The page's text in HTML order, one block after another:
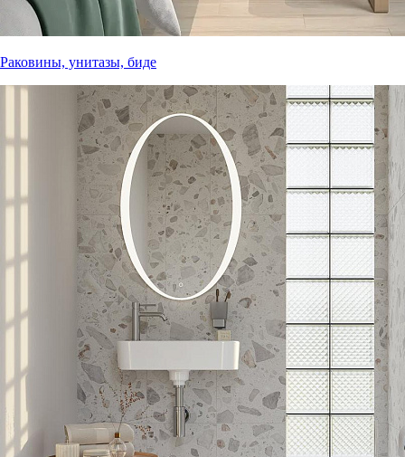
Раковины, унитазы, биде